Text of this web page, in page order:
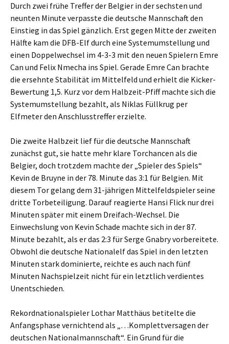
Durch zwei frühe Treffer der Belgier in der sechsten und
neunten Minute verpasste die deutsche Mannschaft den
Einstieg in das Spiel gänzlich. Erst gegen Mitte der zweiten
Hälfte kam die DFB-Elf durch eine Systemumstellung und
einen Doppelwechsel im 4-3-3 mit den neuen Spielern Emre
Can und Felix Nmecha ins Spiel. Gerade Emre Can brachte
die ersehnte Stabilität im Mittelfeld und erhielt die Kicker-
Bewertung 1,5. Kurz vor dem Halbzeit-Pfiff machte sich die
Systemumstellung bezahlt, als Niklas Füllkrug per
Elfmeter den Anschlusstreffer erzielte.
Die zweite Halbzeit lief für die deutsche Mannschaft
zunächst gut, sie hatte mehr klare Torchancen als die
Belgier, doch trotzdem machte der „Spieler des Spiels“
Kevin de Bruyne in der 78. Minute das 3:1 für Belgien. Mit
diesem Tor gelang dem 31-jährigen Mittelfeldspieler seine
dritte Torbeteiligung. Darauf reagierte Hansi Flick nur drei
Minuten später mit einem Dreifach-Wechsel. Die
Einwechslung von Kevin Schade machte sich in der 87.
Minute bezahlt, als er das 2:3 für Serge Gnabry vorbereitete.
Obwohl die deutsche Nationalelf das Spiel in den letzten
Minuten stark dominierte, reichte es auch nach fünf
Minuten Nachspielzeit nicht für ein letztlich verdientes
Unentschieden.
Rekordnationalspieler Lothar Matthäus betitelte die
Anfangsphase vernichtend als „…Komplettversagen der
deutschen Nationalmannschaft“. Ein Grund für die